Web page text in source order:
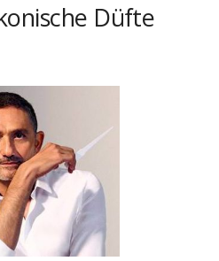
Düfte